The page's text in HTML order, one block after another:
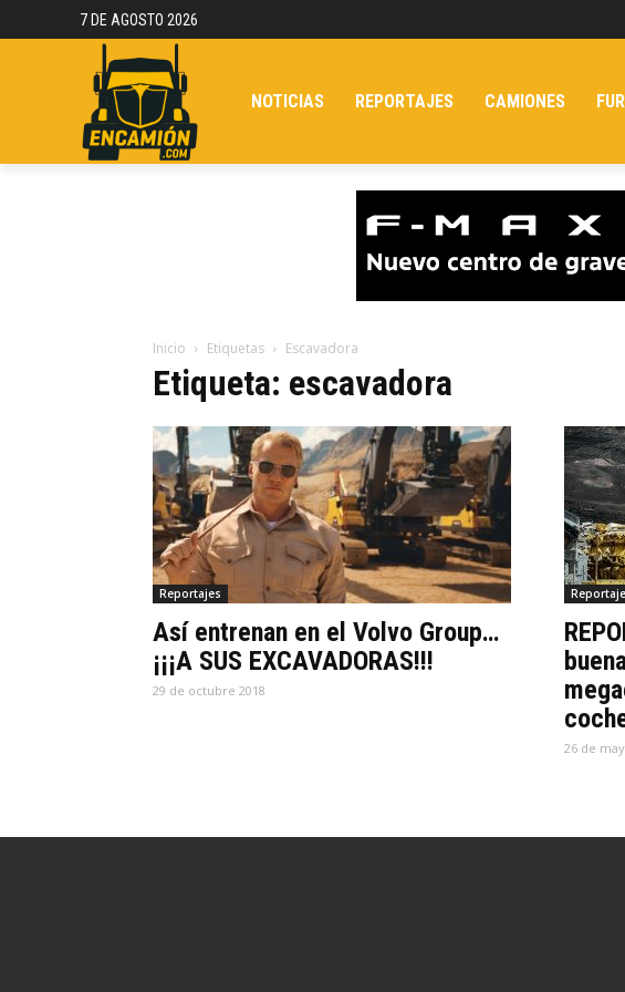
7 DE AGOSTO 2026
NOTICIAS REPORTAJES CAMIONES
Inicio Etiquetas Escavadora
Etiqueta: escavadora
Reportajes
Así entrenan en el Volvo Group…
¡¡¡A SUS EXCAVADORAS!!!
29 de octubre 2018
26 de